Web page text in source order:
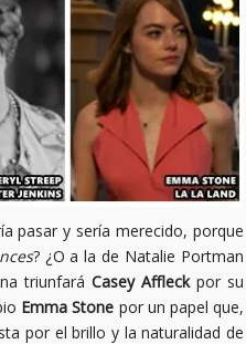
pasar y sería merecido, porque
? ¿O a la de Natalie Portman
triunfará Casey Affleckpor su
Emma Stone por un papel que,
por el brillo y la naturalidad de